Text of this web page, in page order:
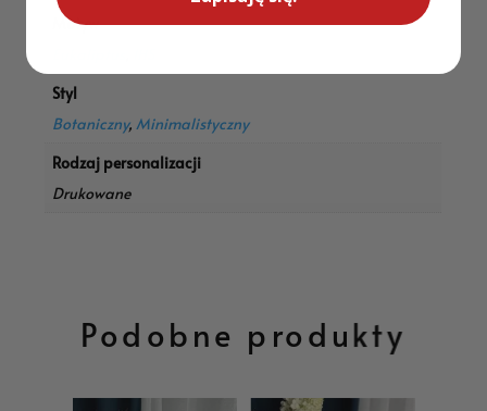
Motyw
Styl
Botaniczny,Minimalistyczny
Rodzaj personalizacji
Drukowane
Podobne produkty